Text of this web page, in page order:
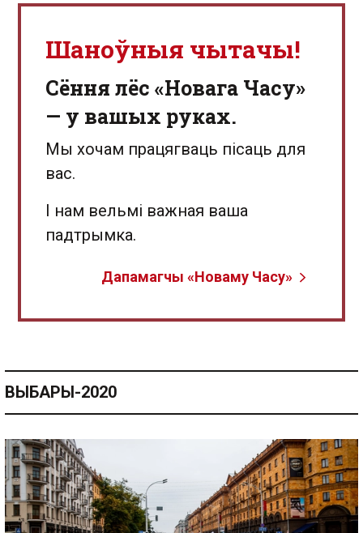
Шаноўныя чытачы!
Сёння лёс «Новага Часу»
— у вашых руках.
Мы хочам працягваць пісаць для
вас.
І нам вельмі важная ваша
падтрымка.
Дапамагчы «Новаму Часу»
ВЫБАРЫ-2020